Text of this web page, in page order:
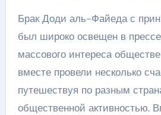
Брак Доди аль-Файеда с
был широко освещен в
массового интереса
вместе провели несколько
путешествуя по разным
общественной активностью.